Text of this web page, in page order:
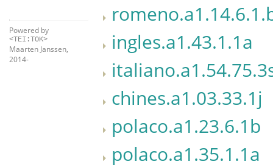
Powered by
<TEI:TOK>
Maarten Janssen,
2014-
ingles.a1.43.1.1a
chines.a1.03.33.1j
polaco.a1.23.6.1b
polaco.a1.35.1.1a